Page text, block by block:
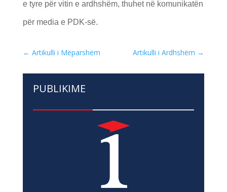
e tyre për vitin e ardhshëm, thuhet në komunikatën
për media e PDK-së.
← Artikulli i Mëparshëm Artikulli i Ardhshëm →
PUBLIKIME